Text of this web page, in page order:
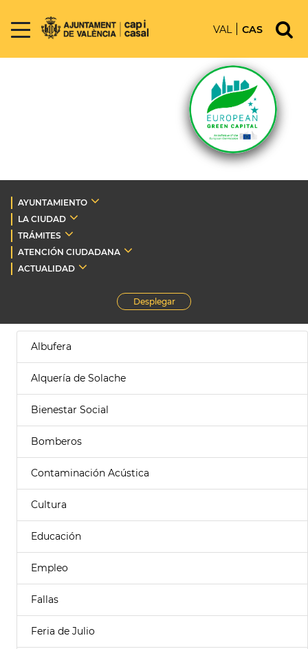
VAL CAS
AYUNTAMIENTO
LA CIUDAD
TRÁMITES
ATENCIÓN CIUDADANA
ACTUALIDAD
Desplegar
Albufera
Alquería de Solache
Bienestar Social
Bomberos
Contaminación Acústica
Cultura
Educación
Empleo
Fallas
Feria de Julio